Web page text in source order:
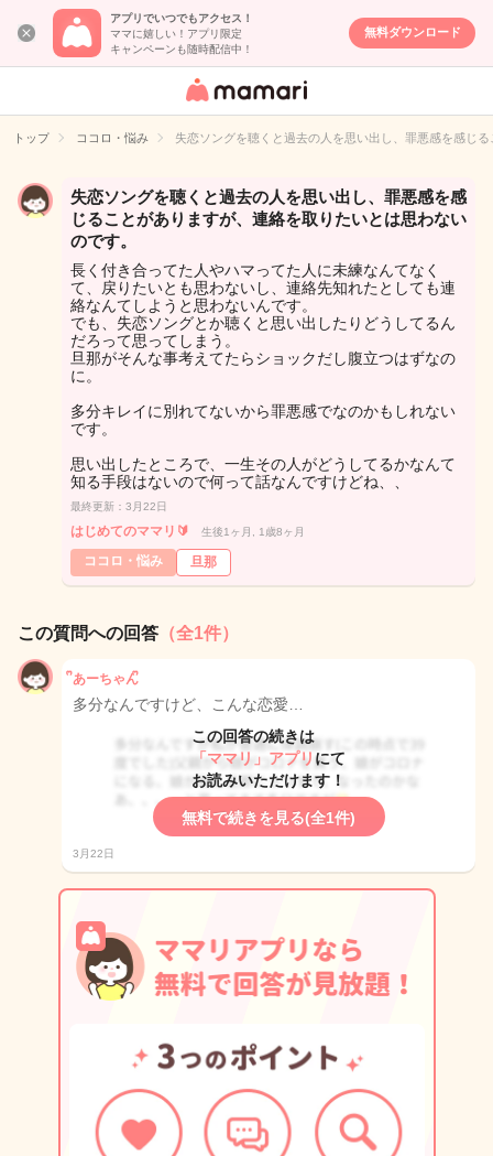
アプリでいつでもアクセス！
ママに嬉しい！アプリ限定
キャンペーンも随時配信中！
無料ダウンロード
女性専用匿名QA
イト
トップ ココロ・悩み 失恋ソングを聴くと過去の人を思い出し、罪悪感を感じ
失恋ソングを聴くと過去の人を思い出し、罪悪感を感
じることがありますが、連絡を取りたいとは思わない
のです。
長く付き合ってた人やハマってた人に未練なんてなく
て、戻りたいとも思わないし、連絡先知れたとしても連
絡なんてしようと思わないんです。
でも、失恋ソングとか聴くと思い出したりどうしてるん
だろって思ってしまう。
旦那がそんな事考えてたらショックだし腹立つはずなの
に。
多分キレイに別れてないから罪悪感でなのかもしれない
です。
思い出したところで、一生その人がどうしてるかなんて
知る手段はないので何って話なんですけどね、、
最終更新：3月22日
はじめてのママリ🔰 生後1ヶ月, 1歳8ヶ月
ココロ・悩み 旦那
この質問への回答 （全1件）
ᩚあーちゃんᩚ
多分なんですけど、こんな恋愛…
この回答の続きは
「ママリ」アプリ にて
お読みいただけます！
無料で続きを見る(全1件)
3月22日